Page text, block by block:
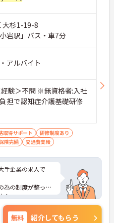
大杉1-19-8
岩駅」バス・車7分
アルバイト
験＞不問 ※無資格者:入社
担で認知症介護基礎研修
取得サポート
研修制度あり
険完備 交通費支給
手企業の求人で
為の制度が整って
！
トなど、さらに詳
相談ください。
無料 紹介してもらう